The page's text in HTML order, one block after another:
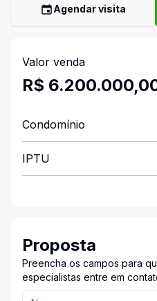
Agendar visita
Valor venda
R$
Condomínio
IPTU
Proposta
Preencha os campos para
especialistas entre em